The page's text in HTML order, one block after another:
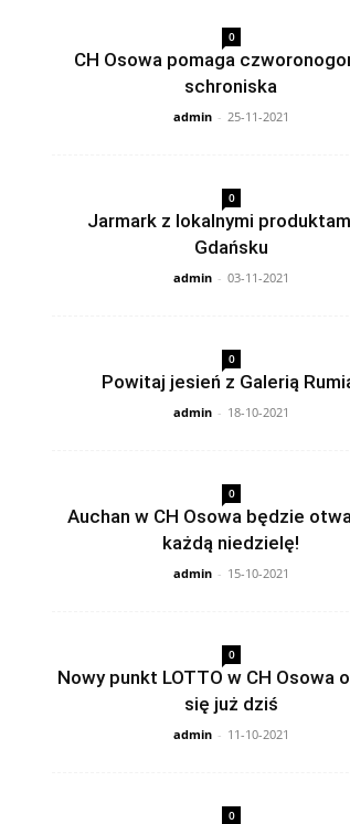
0
CH Osowa pomaga
schroniska
admin - 25-11-2021
0
Jarmark z lokalnymi
Gdańsku
admin - 03-11-2021
0
Powitaj jesień z Galerią
admin - 18-10-2021
0
Auchan w CH Osowa będzie
każdą niedzielę!
admin - 15-10-2021
0
Nowy punkt LOTTO w CH Osowa
się już dziś
admin - 11-10-2021
0